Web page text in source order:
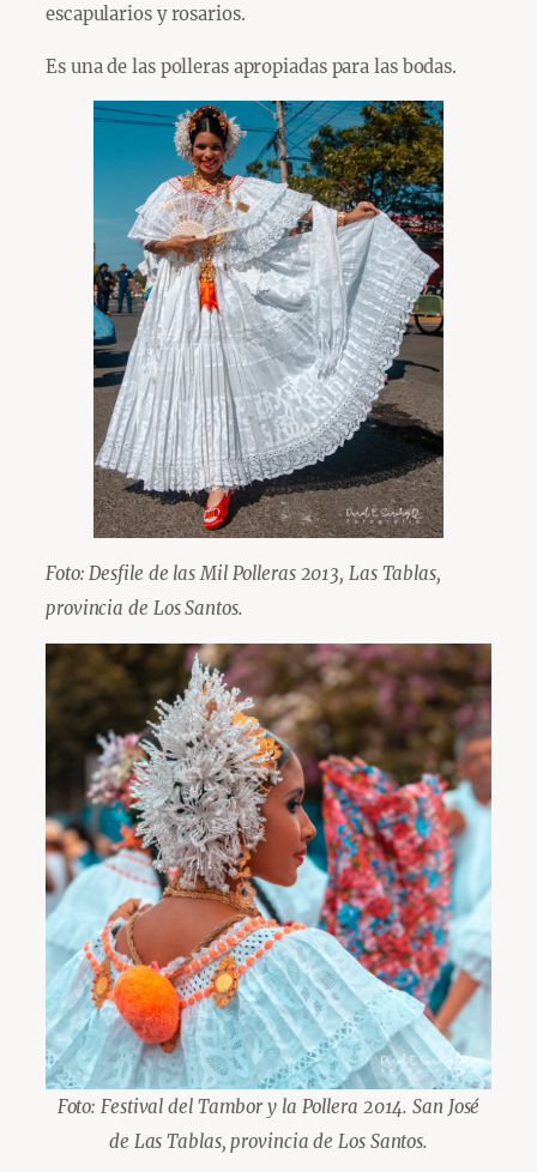
escapularios y rosarios.
Es una de las polleras apropiadas para las bodas.
Foto: Desfile de las Mil Polleras 2013, Las Tablas,
provincia de Los Santos.
Foto: Festival del Tambor y la Pollera 2014. San José
de Las Tablas, provincia de Los Santos.